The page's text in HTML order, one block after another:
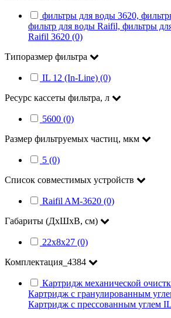
фильтры для воды 3620,
фильтр для воды Raifil, фильтры
Raifil 3620 (0)
Типоразмер фильтра
IL 12 (In-Line) (0)
Ресурс кассеты фильтра, л
5600 (0)
Размер фильтруемых частиц, мкм
5 (0)
Список совместимых устройств
Raifil AM-3620 (0)
Габариты (ДхШхВ, см)
22х8х27 (0)
Комплектация_4384
Картридж механической
Картридж с гранулированным
Картридж с прессованным углем